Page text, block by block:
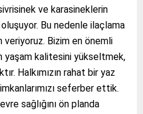
ve karasineklerin
Bu nedenle ilaçlama
veriyoruz. Bizim en önemli
yaşam kalitesini yükseltmek,
Halkımızın rahat bir yaz
seferber ettik.
sağlığını ön planda